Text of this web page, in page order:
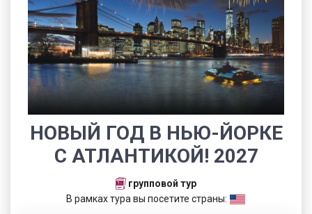
НОВЫЙ ГОД В НЬЮ-ЙОРКЕ
С АТЛАНТИКОЙ! 2027
групповой тур
В рамках тура вы посетите страны: